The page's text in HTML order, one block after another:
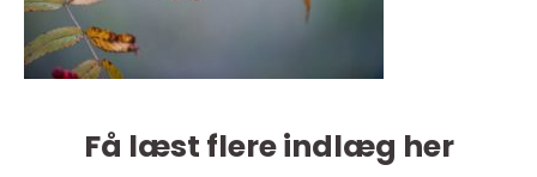
Få læst flere indlæg her